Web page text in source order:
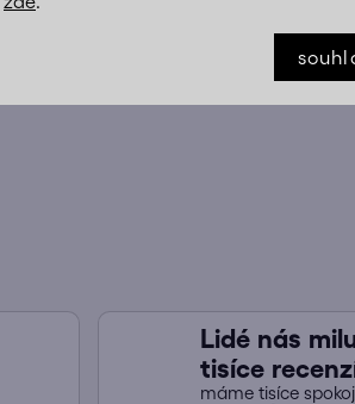
a
Lidé nás
tisíce
máme tisíce